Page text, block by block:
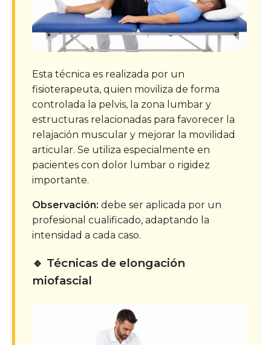
Esta técnica es realizada por un
fisioterapeuta, quien moviliza de forma
controlada la pelvis, la zona lumbar y
estructuras relacionadas para favorecer la
relajación muscular y mejorar la movilidad
articular. Se utiliza especialmente en
pacientes con dolor lumbar o rigidez
importante.
Observación: debe ser aplicada por un
profesional cualificado, adaptando la
intensidad a cada caso.
🔹 Técnicas de elongación
miofascial